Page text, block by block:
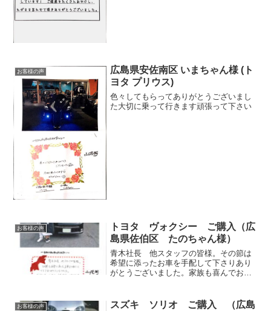
お客様の声
広島県安佐南区 いまちゃん様 (ト
ヨタ プリウス)
色々してもらってありがとうございまし
た大切に乗って行きます頑張って下さい
お客様の声
トヨタ ヴォクシー ご購入（広
島県佐伯区 たのちゃん様）
青木社長 他スタッフの皆様。その節は
希望に添ったお車を手配して下さりあり
がとうございました。家族も喜んでお
お客様の声
スズキ ソリオ ご購入 （広島